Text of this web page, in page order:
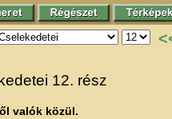
12. rész
valók közül.